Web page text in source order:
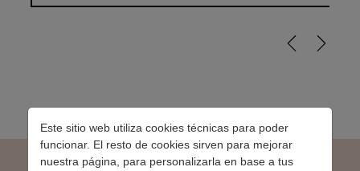
Este sitio web utiliza cookies técnicas para poder
funcionar. El resto de cookies sirven para mejorar
nuestra página, para personalizarla en base a tus